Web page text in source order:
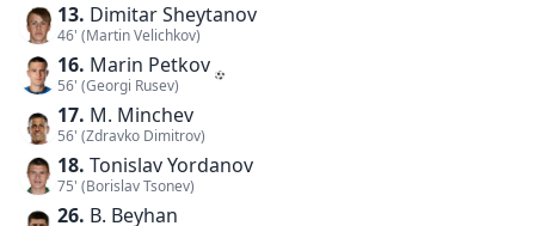
13. Dimitar Sheytanov
46' (Martin Velichkov)
16. Marin Petkov
56' (Georgi Rusev)
17. M. Minchev
56' (Zdravko Dimitrov)
18. Tonislav Yordanov
75' (Borislav Tsonev)
26. B. Beyhan